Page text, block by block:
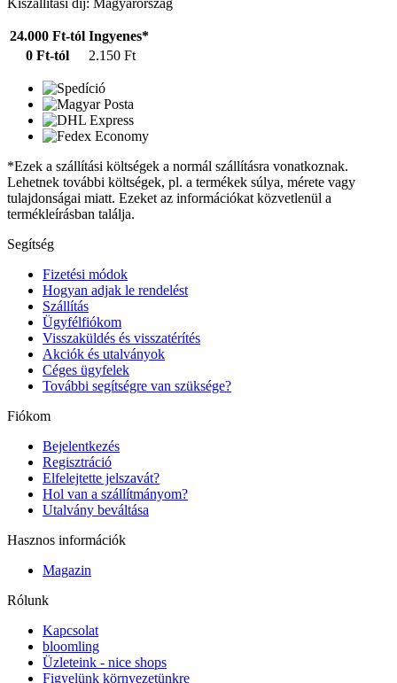
Kiszállítási díj: Magyarország
24.000 Ft-tól Ingyenes*
0 Ft-tól
2.150 Ft
*Ezek a szállítási költségek a normál szállításra vonatkoznak.
Lehetnek további költségek, pl. a termékek súlya, mérete vagy
tulajdonságai miatt. Ezeket az információkat közvetlenül a
termékleírásban találja.
Segítség
Fizetési módok
Hogyan adjak le rendelést
Szállítás
Ügyfélfiókom
Visszaküldés és visszatérítés
Akciók és utalványok
Céges ügyfelek
További segítségre van szüksége?
Fiókom
Bejelentkezés
Regisztráció
Elfelejtette jelszavát?
Hol van a szállítmányom?
Utalvány beváltása
Hasznos információk
Magazin
Rólunk
Kapcsolat
bloomling
Üzleteink - nice shops
Figyelünk környezetünkre